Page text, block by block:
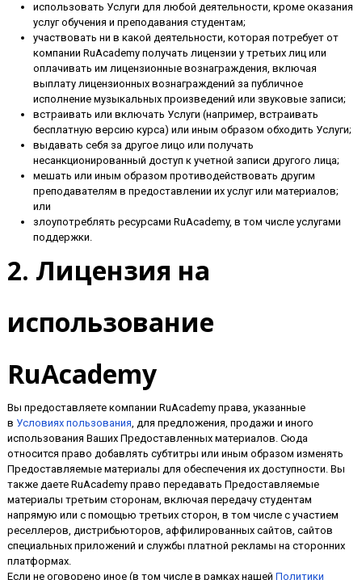
использовать Услуги для любой деятельности, кроме оказания
услуг обучения и преподавания студентам;
участвовать ни в какой деятельности, которая потребует от
компании RuAcademy получать лицензии у третьих лиц или
оплачивать им лицензионные вознаграждения, включая
выплату лицензионных вознаграждений за публичное
исполнение музыкальных произведений или звуковые записи;
встраивать или включать Услуги (например, встраивать
бесплатную версию курса) или иным образом обходить Услуги;
выдавать себя за другое лицо или получать
несанкционированный доступ к учетной записи другого лица;
мешать или иным образом противодействовать другим
преподавателям в предоставлении их услуг или материалов;
или
злоупотреблять ресурсами RuAcademy, в том числе услугами
поддержки.
2. Лицензия на
использование
RuAcademy
Вы предоставляете компании RuAcademy права, указанные
в Условиях пользования, для предложения, продажи и иного
использования Ваших Предоставленных материалов. Сюда
относится право добавлять субтитры или иным образом изменять
Предоставляемые материалы для обеспечения их доступности. Вы
также даете RuAcademy право передавать Предоставляемые
материалы третьим сторонам, включая передачу студентам
напрямую или с помощью третьих сторон, в том числе с участием
реселлеров, дистрибьюторов, аффилированных сайтов, сайтов
специальных приложений и службы платной рекламы на сторонних
платформах.
Если не оговорено иное (в том числе в рамках нашей Политики